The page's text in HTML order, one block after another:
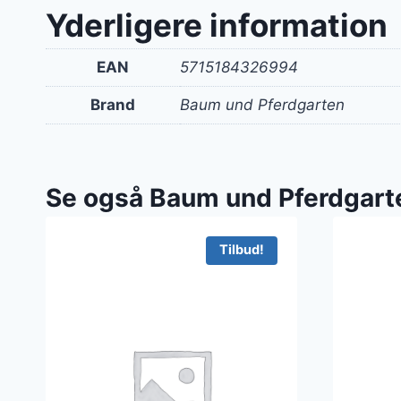
Yderligere information
EAN 5715184326994
Brand Baum und Pferdgarten
Se også Baum und
Tilbud!